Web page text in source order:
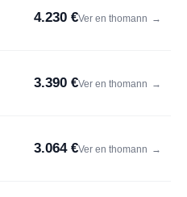
4.230 €Ver en thomann →
3.390 €Ver en thomann →
3.064 €Ver en thomann →